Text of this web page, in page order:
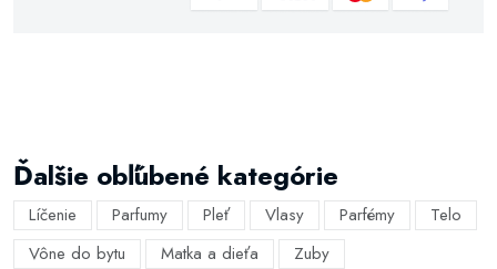
Ďalšie obľúbené kategórie
Líčenie Parfumy Pleť Vlasy Parfémy
Telo
Vône do bytu
Matka a dieťa
Zuby